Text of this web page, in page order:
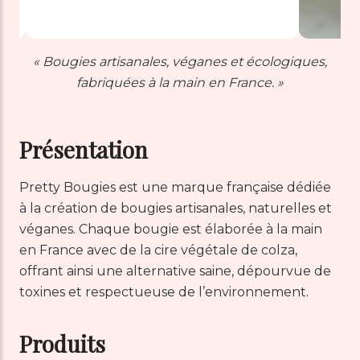
« Bougies artisanales, véganes et écologiques,
fabriquées à la main en France. »
Présentation
Pretty Bougies est une marque française dédiée
à la création de bougies artisanales, naturelles et
véganes. Chaque bougie est élaborée à la main
en France avec de la cire végétale de colza,
offrant ainsi une alternative saine, dépourvue de
toxines et respectueuse de l’environnement.
Produits